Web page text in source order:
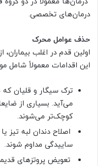
درمان‌های تخصصی.
حذف عوامل محرک
اولین قدم در اغلب
این اقدامات معمولاً شامل
ترک سیگار و قلیان که
می‌آید. بسیاری از
کوچک‌تر می‌شوند.
اصلاح دندان لبه تیز
ساییدگی مداوم شوند.
تعویض پروتزهای